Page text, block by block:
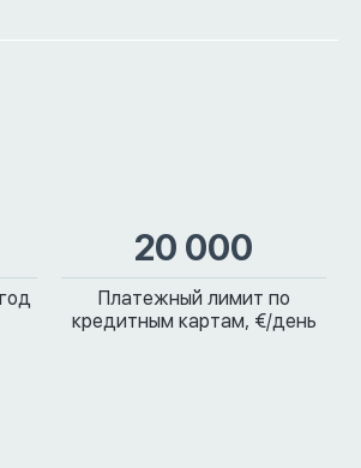
20 000
Платежный лимит по
кредитным картам, €/день